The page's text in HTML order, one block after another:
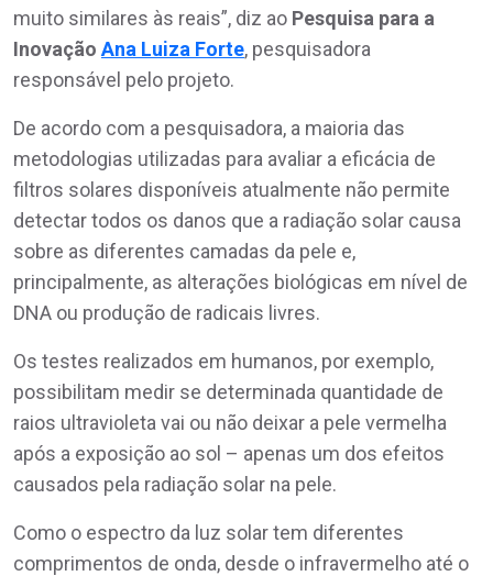
muito similares às reais”, diz ao Pesquisa para a
Inovação Ana Luiza Forte, pesquisadora
responsável pelo projeto.
De acordo com a pesquisadora, a maioria das
metodologias utilizadas para avaliar a eficácia de
filtros solares disponíveis atualmente não permite
detectar todos os danos que a radiação solar causa
sobre as diferentes camadas da pele e,
principalmente, as alterações biológicas em nível de
DNA ou produção de radicais livres.
Os testes realizados em humanos, por exemplo,
possibilitam medir se determinada quantidade de
raios ultravioleta vai ou não deixar a pele vermelha
após a exposição ao sol – apenas um dos efeitos
causados pela radiação solar na pele.
Como o espectro da luz solar tem diferentes
comprimentos de onda, desde o infravermelho até o